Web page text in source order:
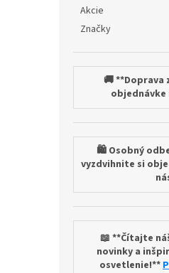
Akcie
Značky
🚚 **Doprava
objednávke
🛍️ Osobný
vyzdvihnite si
📖 **Čítajte
novinky a
osvetlenie!**